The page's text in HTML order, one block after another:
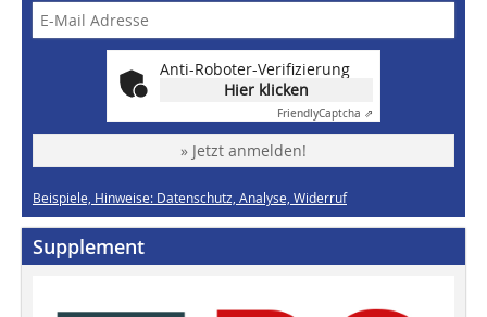
Anti-Roboter-Verifizierung
Hier klicken
FriendlyCaptcha ⇗
» Jetzt anmelden!
Beispiele, Hinweise: Datenschutz, Analyse, Widerruf
Supplement